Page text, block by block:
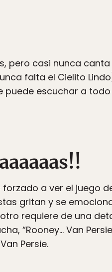
pero casi nunca
falta el Cielito
puede escuchar a
a ver el juego
gritan y se
requiere de una
“Rooney… Van
Persie.